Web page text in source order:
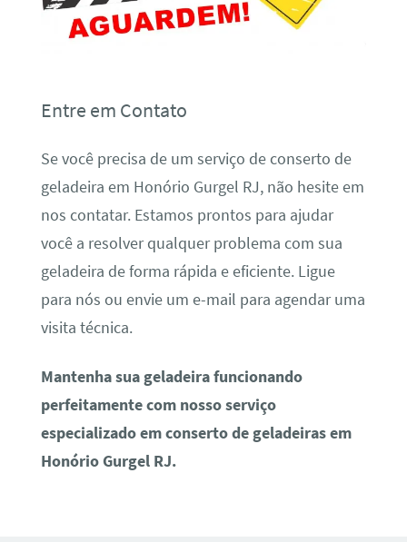
Entre em Contato
Se você precisa de um serviço de conserto de
geladeira em Honório Gurgel RJ, não hesite em
nos contatar. Estamos prontos para ajudar
você a resolver qualquer problema com sua
geladeira de forma rápida e eficiente. Ligue
para nós ou envie um e-mail para agendar uma
visita técnica.
Mantenha sua geladeira funcionando
perfeitamente com nosso serviço
especializado em conserto de geladeiras em
Honório Gurgel RJ.